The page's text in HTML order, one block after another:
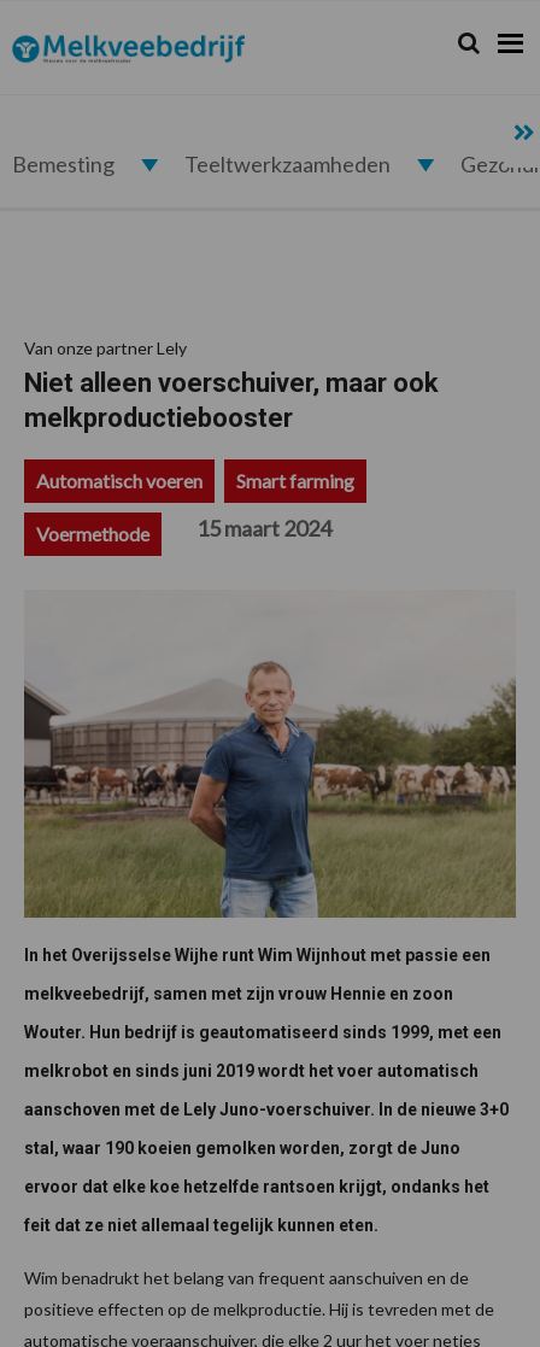
de
hoofdnavigatie
de
hoofd
de
eerste
de
voettekst
Melkveebedrijf.nl Zoeken...
Zoek
Bemesting Teeltwerkzaamheden
Van onze partner Lely
Niet alleen voerschuiver, maar ook
melkproductiebooster
Automatisch voeren Smart farming
Voermethode 15 maart 2024
In het Overijsselse Wijhe runt Wim Wijnhout met passie een
melkveebedrijf, samen met zijn vrouw Hennie en zoon
Wouter. Hun bedrijf is geautomatiseerd sinds 1999, met een
melkrobot en sinds juni 2019 wordt het voer automatisch
aanschoven met de Lely Juno-voerschuiver. In de nieuwe 3+0
stal, waar 190 koeien gemolken worden, zorgt de Juno
ervoor dat elke koe hetzelfde rantsoen krijgt, ondanks het
feit dat ze niet allemaal tegelijk kunnen eten.
Wim benadrukt het belang van frequent aanschuiven en de
positieve effecten op de melkproductie. Hij is tevreden met de
automatische voeraanschuiver, die elke 2 uur het voer netjes